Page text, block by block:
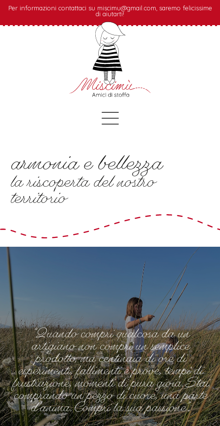
Per informazioni contattaci su miscimu@gmail.com, saremo felicissime
di aiutarti!
armonia e bellezza
la riscoperta del nostro
territorio
“Quando compri qualcosa da un
artigiano non compri un semplice
prodotto, ma centinaia di ore di
esperimenti, fallimenti e prove, tempi di
frustrazione, momenti di pura gioia. Stai
comprando un pezzo di cuore, una parte
d’anima. Compri la sua passione”.